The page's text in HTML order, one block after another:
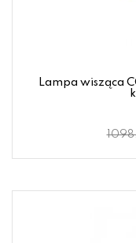
Lampa wisząca